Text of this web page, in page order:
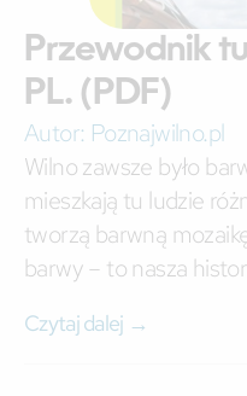
Przewodnik
PL. (PDF)
Autor: Poznajwilno.pl
Wilno zawsze było
mieszkają tu ludzie
tworzą barwną
barwy – to nasza
Czytaj dalej →